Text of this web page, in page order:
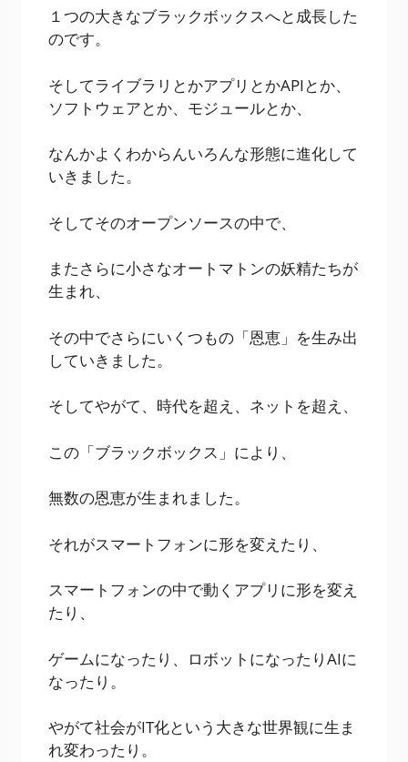
１つの大きなブラックボックスへと成長した
のです。
そしてライブラリとかアプリとかAPIとか、
ソフトウェアとか、モジュールとか、
なんかよくわからんいろんな形態に進化して
いきました。
そしてそのオープンソースの中で、
またさらに小さなオートマトンの妖精たちが
生まれ、
その中でさらにいくつもの「恩恵」を生み出
していきました。
そしてやがて、時代を超え、ネットを超え、
この「ブラックボックス」により、
無数の恩恵が生まれました。
それがスマートフォンに形を変えたり、
スマートフォンの中で動くアプリに形を変え
たり、
ゲームになったり、ロボットになったりAIに
なったり。
やがて社会がIT化という大きな世界観に生ま
れ変わったり。